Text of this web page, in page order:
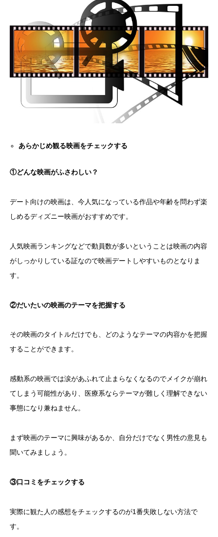
あらかじめ観る映画をチェックする
①どんな映画がふさわしい？
デート向けの映画は、今人気になっている作品や年齢を問わず楽
しめるディズニー映画がおすすめです。
人気映画ランキングなどで動員数が多いということは映画の内容
がしっかりしている証なので映画デートしやすいものとなりま
す。
②だいたいの映画のテーマを把握する
その映画のタイトルだけでも、どのようなテーマの内容かを把握
することができます。
感動系の映画では涙があふれて止まらなくなるのでメイクが崩れ
てしまう可能性があり、医療系ならテーマが難しく理解できない
事態になり兼ねません。
まず映画のテーマに興味があるか、自分だけでなく男性の意見も
聞いてみましょう。
③口コミをチェックする
実際に観た人の感想をチェックするのが1番失敗しない方法で
す。